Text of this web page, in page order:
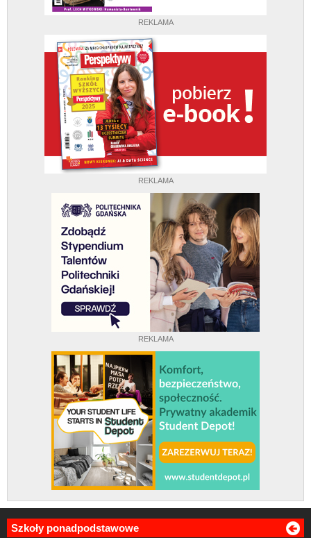
REKLAMA
REKLAMA
REKLAMA
Szkoły ponadpodstawowe